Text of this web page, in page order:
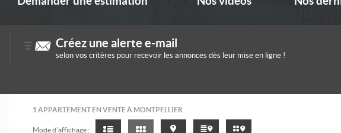
Créez une alerte e-mail
selon vos critères pour recevoir les annonces dès leur mise en ligne !
1 APPARTEMENT EN VENTE À MONTPELLIER
Mode d'affichage :